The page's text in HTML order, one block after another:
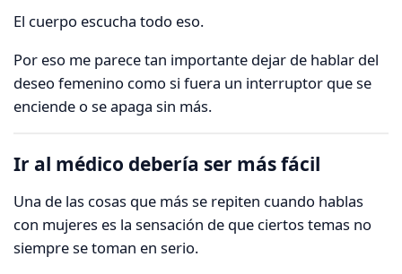
El cuerpo escucha todo eso.
Por eso me parece tan importante dejar de hablar del
deseo femenino como si fuera un interruptor que se
enciende o se apaga sin más.
Ir al médico debería ser más fácil
Una de las cosas que más se repiten cuando hablas
con mujeres es la sensación de que ciertos temas no
siempre se toman en serio.